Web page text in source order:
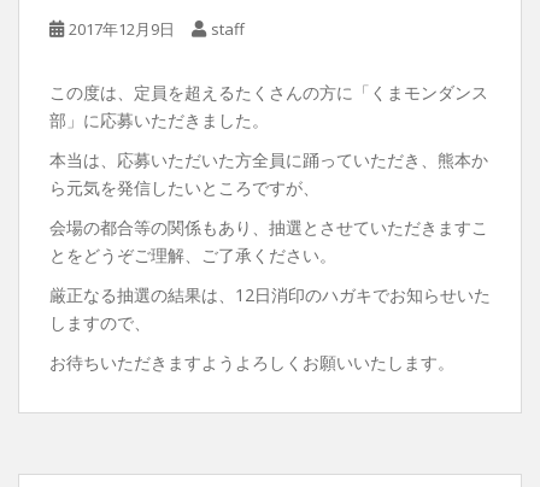
2017年12月9日 staff
この度は、定員を超えるたくさんの方に「くまモンダンス
部」に応募いただきました。
本当は、応募いただいた方全員に踊っていただき、熊本か
ら元気を発信したいところですが、
会場の都合等の関係もあり、抽選とさせていただきますこ
とをどうぞご理解、ご了承ください。
厳正なる抽選の結果は、12日消印のハガキでお知らせいた
しますので、
お待ちいただきますようよろしくお願いいたします。